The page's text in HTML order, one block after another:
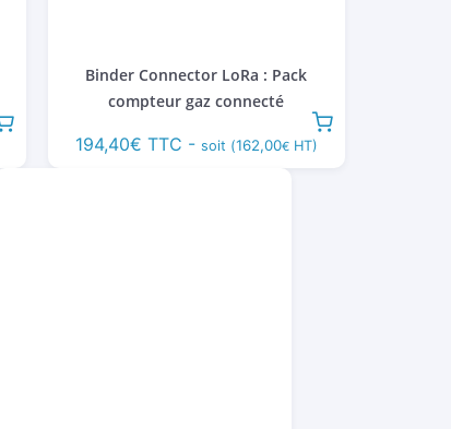
Binder Connector LoRa : Pack
compteur gaz connecté
194,40€ TTC - soit (162,00€HT)